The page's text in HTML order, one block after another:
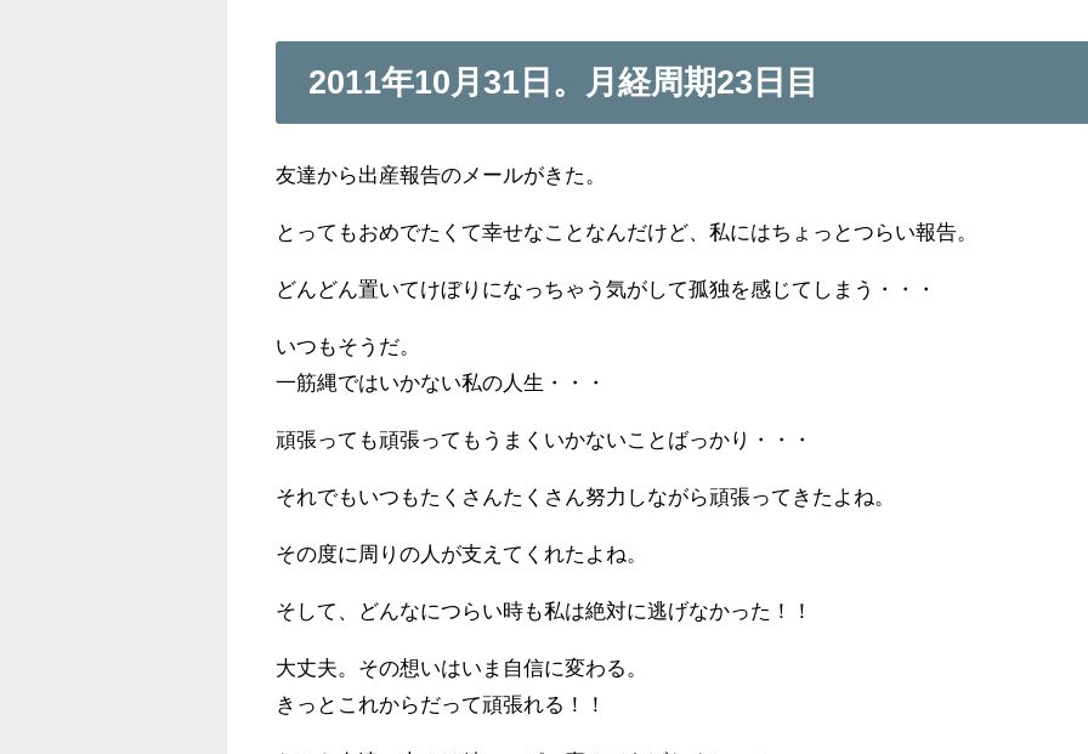
2011年10月31日。月経周期23日目
友達から出産報告のメールがきた。
とってもおめでたくて幸せなことなんだけど、私にはちょっとつらい報告。
どんどん置いてけぼりになっちゃう気がして孤独を感じてしまう・・・
いつもそうだ。
一筋縄ではいかない私の人生・・・
頑張っても頑張ってもうまくいかないことばっかり・・・
それでもいつもたくさんたくさん努力しながら頑張ってきたよね。
その度に周りの人が支えてくれたよね。
そして、どんなにつらい時も私は絶対に逃げなかった！！
大丈夫。その想いはいま自信に変わる。
きっとこれからだって頑張れる！！